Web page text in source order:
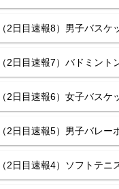
2日目速報8）男子バスケ
2日目速報7）バドミント
2日目速報6）女子バスケ
2日目速報5）男子バレー
2日目速報4）ソフトテニ